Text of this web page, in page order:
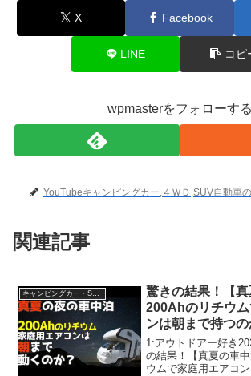
X Facebook
LINE コピ
wpmasterをフォローする
YouTubeキャンピングカー,４ＷＤ,SUV自動車
関連記事
驚きの結果！【真
200Ahのリチウ
ンは朝まで持つ
るのか？キャン
1:アウトドアー好き
の結果！【真夏の車
ウムで家庭用エアコ